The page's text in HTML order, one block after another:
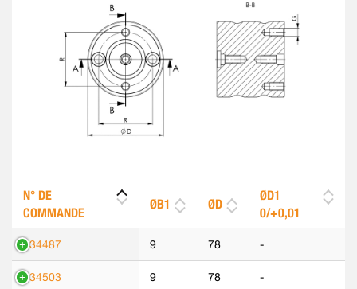
N° DE
COMMANDE
ØB1 ØD
ØD1
0/+0,01
534487 9 78 -
534503 9 78 -